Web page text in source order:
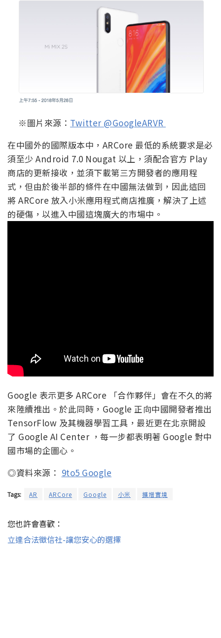
※圖片來源： Twitter @GoogleARVR
在中國外的國際版本中，ARCore 最低的系統要求是必
須至少 Android 7.0 Nougat 以上，須配合官方 Play
商店的更新接收，並須下載第三方開發者的應用程
式，但由於後半部的條件在中國無法做到，因此這回
將 ARCore 放入小米應用程式商店推廣，解決了上述
的硬傷，以進入中國這塊廣大的市場中。
Google 表示更多 ARCore 「合作夥伴」會在不久的將
來陸續推出。於此同時，Google 正向中國開發者推出
TensorFlow 及其機器學習工具，最近更在北京開設
了 Google AI Center ，每一步都表明著 Google 對中
國市場的企圖心。
◎資料來源： 9to5 Google
Tags: AR ARCore Google 小米 擴增實境
您也許會喜歡：
立達合法徵信社-讓您安心的選擇